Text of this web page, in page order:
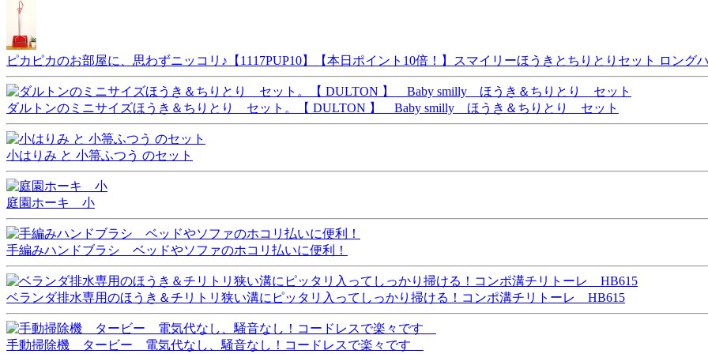
ピカピカのお部屋に、思わずニッコリ♪【1117PUP10】【本日ポイント10倍！】スマイリーほうきとちりとりセット ロング
ダルトンのミニサイズほうき＆ちりとり セット。【 DULTON 】 Baby smilly ほうき＆ちりとり セット
小はりみ と 小箒ふつう のセット
庭園ホーキ 小
手編みハンドブラシ ベッドやソファのホコリ払いに便利！
ベランダ排水専用のほうき＆チリトリ狭い溝にピッタリ入ってしっかり掃ける！コンポ溝チリトーレ HB615
手動掃除機 タービー 電気代なし、騒音なし！コードレスで楽々です